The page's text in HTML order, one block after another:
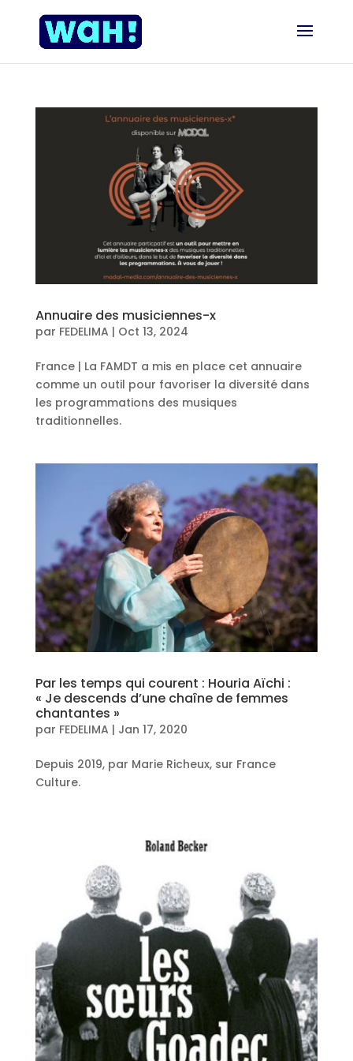
Annuaire des musiciennes-x
par FEDELIMA | Oct 13, 2024
France | La FAMDT a mis en place cet annuaire
comme un outil pour favoriser la diversité dans
les programmations des musiques
traditionnelles.
Par les temps qui courent : Houria Aïchi :
« Je descends d’une chaîne de femmes
chantantes »
par FEDELIMA | Jan 17, 2020
Depuis 2019, par Marie Richeux, sur France
Culture.